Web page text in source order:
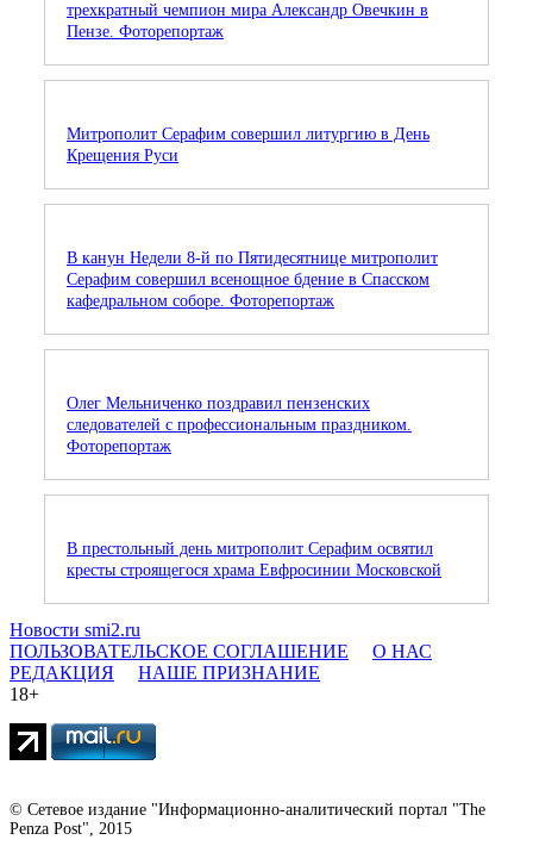
трехкратный чемпион мира Александр Овечкин в
Пензе. Фоторепортаж
Митрополит Серафим совершил литургию в День
Крещения Руси
В канун Недели 8-й по Пятидесятнице митрополит
Серафим совершил всенощное бдение в Спасском
кафедральном соборе. Фоторепортаж
Олег Мельниченко поздравил пензенских
следователей с профессиональным праздником.
Фоторепортаж
В престольный день митрополит Серафим освятил
кресты строящегося храма Евфросинии Московской
Новости smi2.ru
ПОЛЬЗОВАТЕЛЬСКОЕ СОГЛАШЕНИЕ
О НАС
РЕДАКЦИЯ
НАШЕ ПРИЗНАНИЕ
18+
© Сетевое издание "Информационно-аналитический портал "The
Penza Post", 2015